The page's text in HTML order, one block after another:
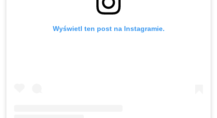
Wyświetl ten post na Instagramie.